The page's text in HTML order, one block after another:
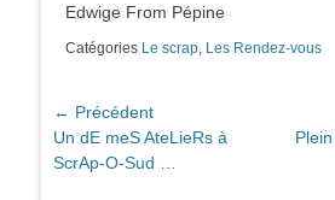
Edwige From Pépine
Catégories Le scrap Les Rendez-vous
Navigation
de
l’article
← Précédent
Article
précédent :
Un dE meS AteLieRs à
ScrAp-O-Sud …
Article